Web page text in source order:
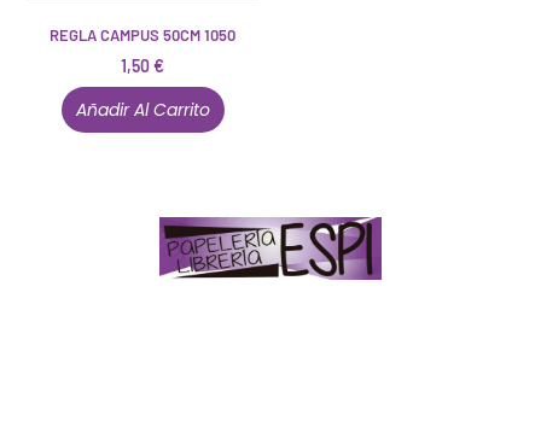
REGLA CAMPUS 50CM 1050
1,50€
Añadir Al Carrito